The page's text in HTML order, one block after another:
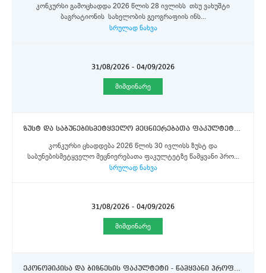
კონკურსი გამოცხადდა 2026 წლის 28 ივლისს თსუ ვახუშტი
ბაგრატიონის სახელობის გეოგრაფიის ინს...
სრულად ნახვა
31/08/2026 - 04/09/2026
მიმდინარე
ზუსტ და საბუნებისმეტყველო მეცნიერებათა ფაკულტეტი - წამყვანი პროფესორები
კონკურსი ცხადდება 2026 წლის 30 ივლისს ზუსტ და
საბუნებისმეტყველო მეცნიერებათა ფაკულტეტზე წამყვანი პრო...
სრულად ნახვა
31/08/2026 - 04/09/2026
მიმდინარე
ეკონომიკისა და ბიზნესის ფაკულტეტი - წამყვანი პროფესორები